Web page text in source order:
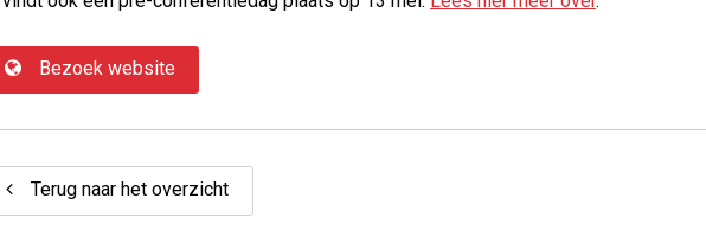
Bezoek website
Terug naar het overzicht